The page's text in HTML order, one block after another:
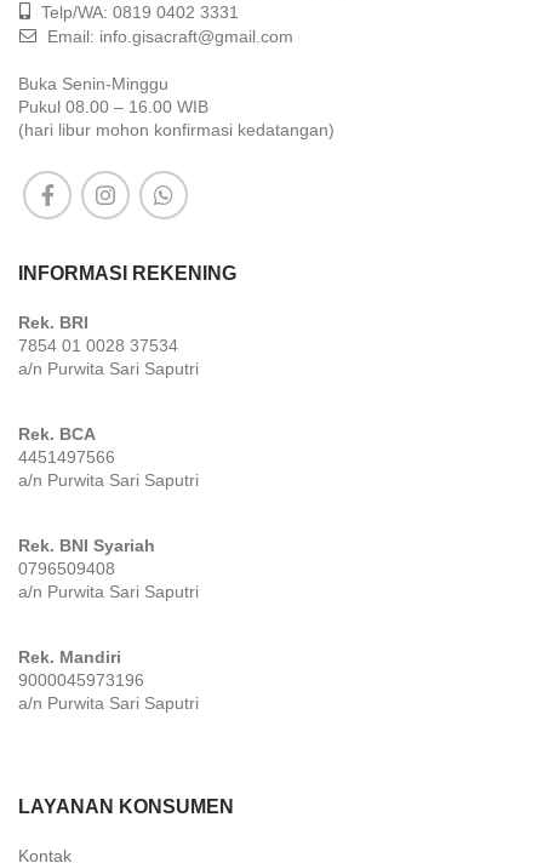
Telp/WA: 0819 0402 3331
Email: info.gisacraft@gmail.com
Buka Senin-Minggu
Pukul 08.00 – 16.00 WIB
(hari libur mohon konfirmasi kedatangan)
INFORMASI REKENING
Rek. BRI
7854 01 0028 37534
a/n Purwita Sari Saputri
Rek. BCA
4451497566
a/n Purwita Sari Saputri
Rek. BNI Syariah
0796509408
a/n Purwita Sari Saputri
Rek. Mandiri
9000045973196
a/n Purwita Sari Saputri
LAYANAN KONSUMEN
Kontak